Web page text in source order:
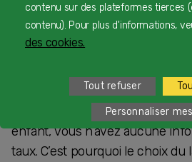
réglementation encadrant
(pour les enfants de 0 à 3 ans).
contaminants y est
métaux, ou encore de
achetez des ingrédients à
enfant, vous n’avez aucune
taux. C’est pourquoi le choix du
contenu sur des plateformes tierces
contenu). Pour plus d'informations,
des cookies.
Tout refuser
Personnaliser